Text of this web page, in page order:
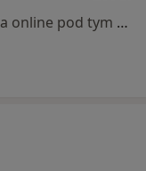
Specjalista nie oferuje umawiania online pod tym adresem.